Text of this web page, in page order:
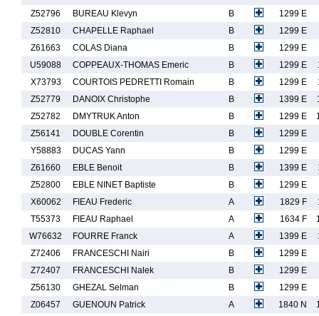
Z52796
BUREAU Klevyn B
1299 E
Z52810
CHAPELLE Raphael B
1299 E
Z61663
COLAS Diana B
1299 E
U59088
COPPEAUX-THOMAS Emeric B 1299 E
X73793
COURTOIS PEDRETTI Romain B 1299 E
Z52779
DANOIX Christophe B 1399 E
Z52782
DMYTRUK Anton B 1299 E
Z56141
DOUBLE Corentin B
1299 E
Y58883
DUCAS Yann B
1299 E
Z61660
EBLE Benoit B 1399 E
Z52800
EBLE NINET Baptiste B
1299 E
X60062
FIEAU Frederic A 1829 F
T55373
FIEAU Raphael A 1634 F
W76632
FOURRE Franck A 1399 E
Z72406
FRANCESCHI Nairi B
1299 E
Z72407
FRANCESCHI Nalek B
1299 E
Z56130
GHEZAL Selman B
1299 E
Z06457
GUENOUN Patrick A 1840 N